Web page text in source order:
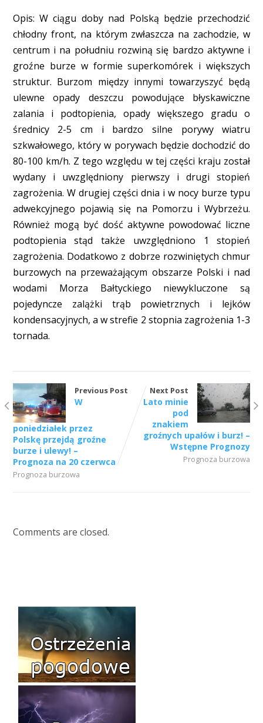
Opis: W ciągu doby nad Polską będzie przechodzić
chłodny front, na którym zwłaszcza na zachodzie, w
centrum i na południu rozwiną się bardzo aktywne i
groźne burze w formie superkomórek i większych
struktur. Burzom między innymi towarzyszyć będą
ulewne opady deszczu powodujące błyskawiczne
zalania i podtopienia, opady większego gradu o
średnicy 2-5 cm i bardzo silne porywy wiatru
szkwałowego, który w porywach będzie dochodzić do
80-100 km/h. Z tego względu w tej części kraju został
wydany i uwzględniony pierwszy i drugi stopień
zagrożenia. W drugiej części dnia i w nocy burze typu
adwekcyjnego pojawią się na Pomorzu i Wybrzeżu.
Również mogą być dość aktywne powodować liczne
podtopienia stąd także uwzględniono 1 stopień
zagrożenia. Dodatkowo z dobrze rozwiniętych chmur
burzowych na przeważającym obszarze Polski i nad
wodami Morza Bałtyckiego niewykluczone są
pojedyncze zalążki trąb powietrznych i lejków
kondensacyjnych, a w strefie 2 stopnia zagrożenia 1-3
tornada.
Previous Post
W
poniedziałek przez
Polskę przejdą groźne
burze i ulewy! –
Prognoza na 20 czerwca
Prognoza burzowa
Next Post
Lato minie
pod
znakiem
groźnych upałów i burz! –
Wstępne Prognozy
Prognoza burzowa
Comments are closed.